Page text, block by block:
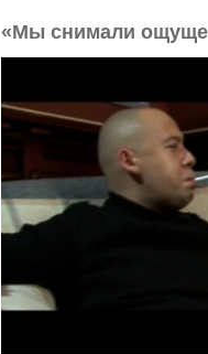
«Мы снимали